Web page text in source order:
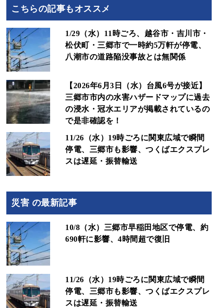
こちらの記事もオススメ
1/29（水）11時ごろ、越谷市・吉川市・
松伏町・三郷市で一時約5万軒が停電、
八潮市の道路陥没事故とは無関係
【2026年6月3日（水）台風6号が接近】
三郷市市内の水害ハザードマップに過去
の浸水・冠水エリアが掲載されているの
で是非確認を！
11/26（水）19時ごろに関東広域で瞬間
停電、三郷市も影響、つくばエクスプレ
スは遅延・振替輸送
災害 の最新記事
10/8（水）三郷市早稲田地区で停電、約
690軒に影響、4時間超で復旧
11/26（水）19時ごろに関東広域で瞬間
停電、三郷市も影響、つくばエクスプレ
スは遅延・振替輸送